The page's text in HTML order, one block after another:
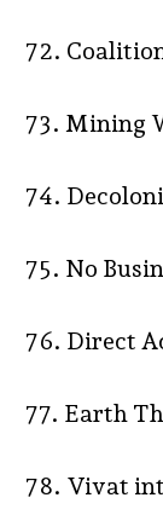
72.
73. Mining
74.
75. No
76. Direct
77. Earth
78. Vivat